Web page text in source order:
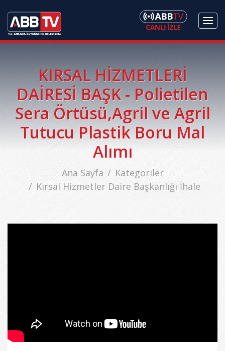
KIRSAL HİZMETLERİ
DAİRESİ BAŞK - Polietilen
Sera Örtüsü,Agril ve Agril
Tutucu Plastik Boru Mal
Alımı
Ana Sayfa
Kategoriler
Kırsal Hizmetler Daire Başkanlığı İhale